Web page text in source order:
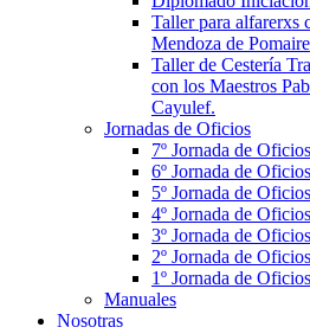
Taller para alfarerxs
Mendoza de Pomaire
Taller de Cestería
con los Maestros
Cayulef.
Jornadas de Oficios
7º Jornada de
6º Jornada de
5º Jornada de
4º Jornada de
3º Jornada de
2º Jornada de
1º Jornada de
Manuales
Nosotras